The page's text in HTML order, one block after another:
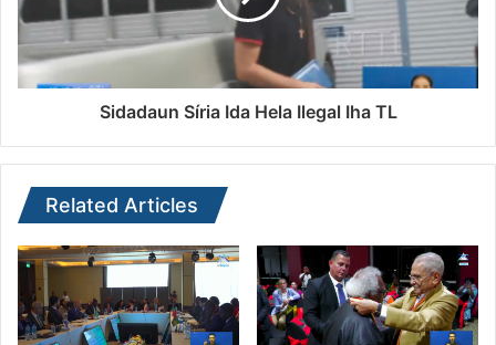
Sidadaun Síria Ida Hela Ilegal Iha TL
Related Articles